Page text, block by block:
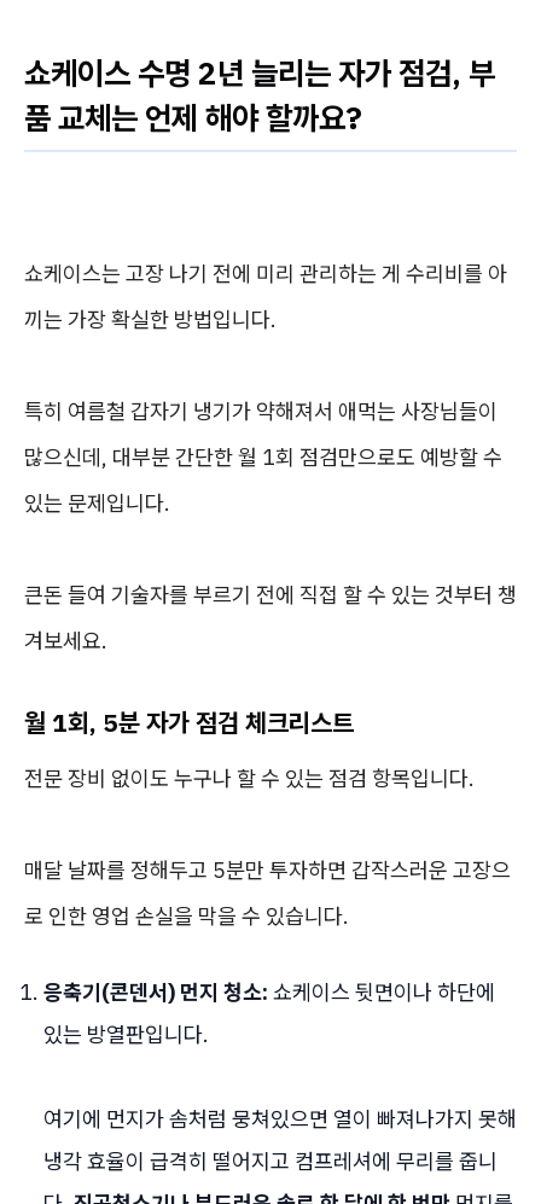
쇼케이스 수명 2년 늘리는 자가 점검, 부
품 교체는 언제 해야 할까요?
쇼케이스는 고장 나기 전에 미리 관리하는 게 수리비를 아
끼는 가장 확실한 방법입니다.
특히 여름철 갑자기 냉기가 약해져서 애먹는 사장님들이
많으신데, 대부분 간단한 월 1회 점검만으로도 예방할 수
있는 문제입니다.
큰돈 들여 기술자를 부르기 전에 직접 할 수 있는 것부터 챙
겨보세요.
월 1회, 5분 자가 점검 체크리스트
전문 장비 없이도 누구나 할 수 있는 점검 항목입니다.
매달 날짜를 정해두고 5분만 투자하면 갑작스러운 고장으
로 인한 영업 손실을 막을 수 있습니다.
응축기(콘덴서) 먼지 청소: 쇼케이스 뒷면이나 하단에
있는 방열판입니다.
여기에 먼지가 솜처럼 뭉쳐있으면 열이 빠져나가지 못해
냉각 효율이 급격히 떨어지고 컴프레셔에 무리를 줍니